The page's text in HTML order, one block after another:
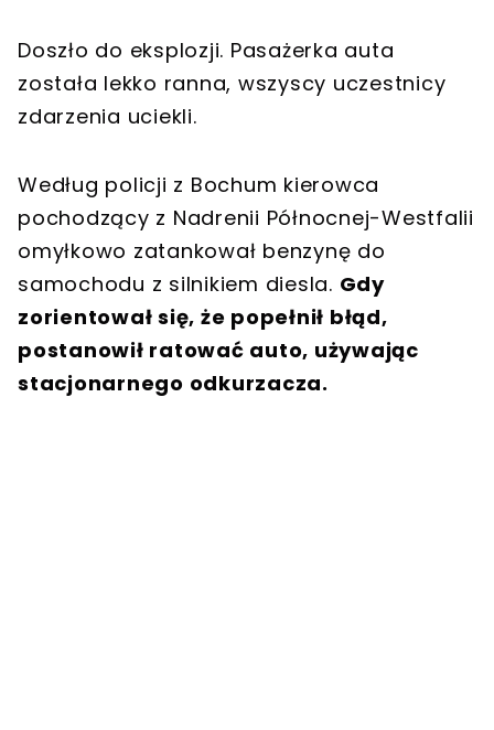
Doszło do eksplozji. Pasażerka auta
została lekko ranna, wszyscy uczestnicy
zdarzenia uciekli.
Według policji z Bochum kierowca
pochodzący z Nadrenii Północnej-Westfalii
omyłkowo zatankował benzynę do
samochodu z silnikiem diesla. Gdy
zorientował się, że popełnił błąd,
postanowił ratować auto, używając
stacjonarnego odkurzacza.